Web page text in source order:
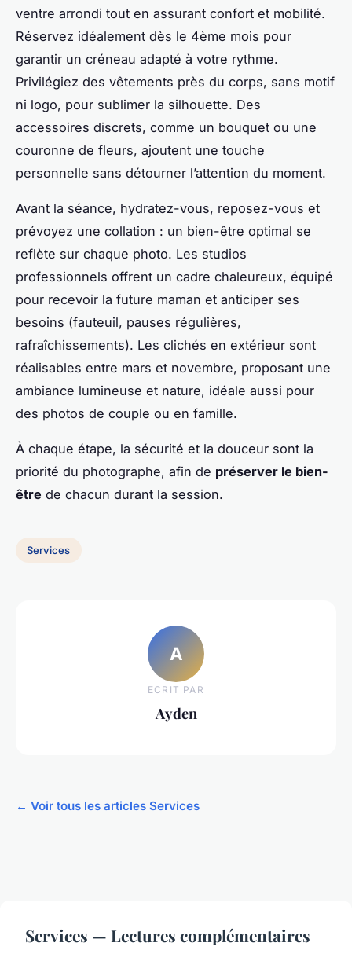
ventre arrondi tout en assurant confort et mobilité.
Réservez idéalement dès le 4ème mois pour
garantir un créneau adapté à votre rythme.
Privilégiez des vêtements près du corps, sans motif
ni logo, pour sublimer la silhouette. Des
accessoires discrets, comme un bouquet ou une
couronne de fleurs, ajoutent une touche
personnelle sans détourner l’attention du moment.
Avant la séance, hydratez-vous, reposez-vous et
prévoyez une collation : un bien-être optimal se
reflète sur chaque photo. Les studios
professionnels offrent un cadre chaleureux, équipé
pour recevoir la future maman et anticiper ses
besoins (fauteuil, pauses régulières,
rafraîchissements). Les clichés en extérieur sont
réalisables entre mars et novembre, proposant une
ambiance lumineuse et nature, idéale aussi pour
des photos de couple ou en famille.
À chaque étape, la sécurité et la douceur sont la
priorité du photographe, afin de préserver le bien-
être de chacun durant la session.
Services
A
ECRIT PAR
Ayden
← Voir tous les articles Services
Services — Lectures complémentaires